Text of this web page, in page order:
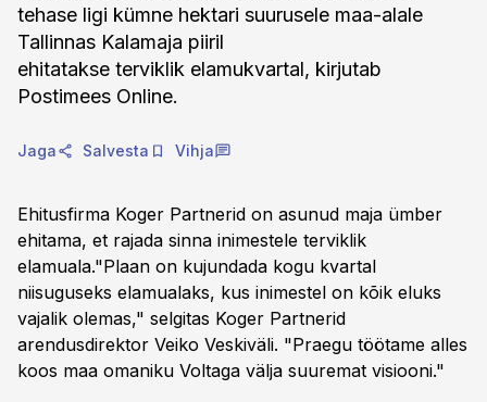
tehase ligi kümne hektari suurusele maa-alale
Tallinnas Kalamaja piiril
ehitatakse terviklik elamukvartal, kirjutab
Postimees Online.
Jaga Salvesta Vihja
Ehitusfirma Koger Partnerid on asunud maja ümber
ehitama, et rajada sinna inimestele terviklik
elamuala."Plaan on kujundada kogu kvartal
niisuguseks elamualaks, kus inimestel on kõik eluks
vajalik olemas," selgitas Koger Partnerid
arendusdirektor Veiko Veskiväli. "Praegu töötame alles
koos maa omaniku Voltaga välja suuremat visiooni."